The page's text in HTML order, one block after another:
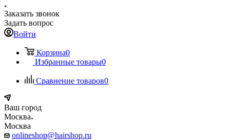
Заказать звонок
Задать вопрос
Войти
Корзина0
Избранные товары0
Сравнение товаров0
Ваш город
Москва
Москва
onlineshop@hairshop.ru